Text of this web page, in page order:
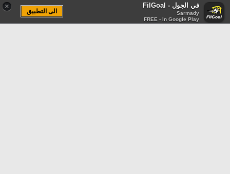
× في الجول - FilGoal
Sarmady
FREE - In Google Play
الى التطبيق